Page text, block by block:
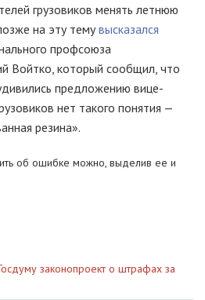
грузовиков менять летнюю
на эту темувысказался
профсоюза
Войтко, который сообщил, что
предложению вице-
нет такого понятия —
резина».
об ошибке можно, выделив ее и
законопроект о штрафах за